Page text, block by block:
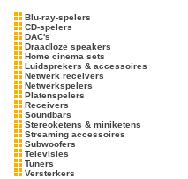
Blu-ray-spelers
CD-spelers
DAC's
Draadloze speakers
Home cinema sets
Luidsprekers & accessoires
Netwerk receivers
Netwerkspelers
Platenspelers
Receivers
Soundbars
Stereoketens & miniketens
Streaming accessoires
Subwoofers
Televisies
Tuners
Versterkers